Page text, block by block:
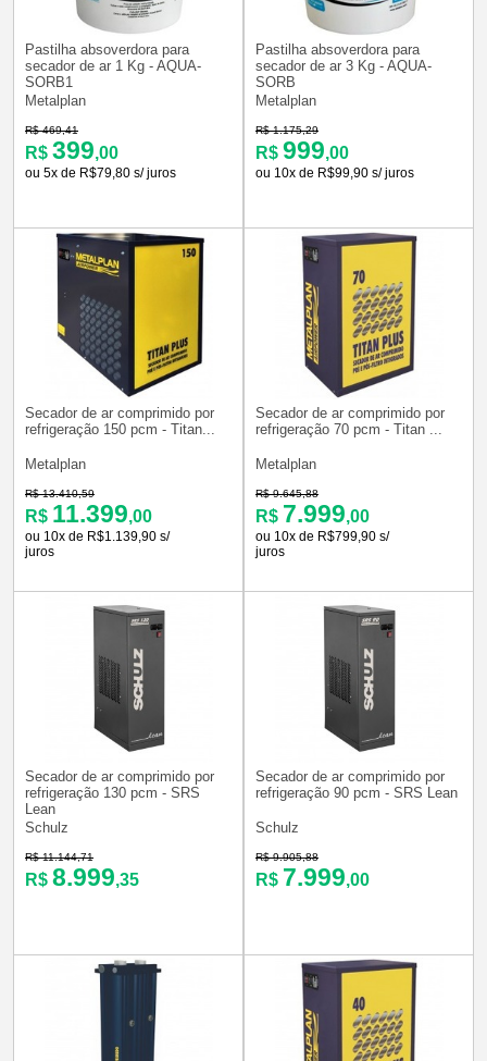
Pastilha absoverdora para
secador de ar 1 Kg - AQUA-
SORB1
Metalplan
R$ 469,41
R$ 399,00
ou 5x de R$79,80 s/ juros
Pastilha absoverdora para
secador de ar 3 Kg - AQUA-
SORB
Metalplan
R$ 1.175,29
R$ 999,00
ou 10x de R$99,90 s/ juros
Secador de ar comprimido por
refrigeração 150 pcm - Titan...
Metalplan
R$ 13.410,59
R$ 11.399,00
ou 10x de R$1.139,90 s/
juros
Secador de ar comprimido por
refrigeração 70 pcm - Titan ...
Metalplan
R$ 9.645,88
R$ 7.999,00
ou 10x de R$799,90 s/
juros
Secador de ar comprimido por
refrigeração 130 pcm - SRS
Lean
Schulz
R$ 11.144,71
R$ 8.999,35
Secador de ar comprimido por
refrigeração 90 pcm - SRS Lean
Schulz
R$ 9.905,88
R$ 7.999,00